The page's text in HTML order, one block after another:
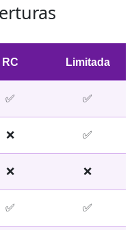
RC Limitada
✅ ✅
❌ ✅
❌ ❌
✅ ✅